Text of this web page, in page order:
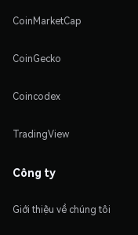
CoinMarketCap
CoinGecko
Coincodex
TradingView
Công ty
Giới thiệu về chúng tôi